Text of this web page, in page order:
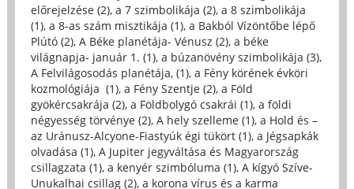
előrejelzése (2), a 7 szimbolikája (2), a 8 szimbolikája
(1), a 8-as szám misztikája (1), a Bakból Vízöntőbe lépő
Plútó (2), A Béke planétája- Vénusz (2), a béke
világnapja- január 1. (1), a búzanövény szimbolikája (3),
A Felvilágosodás planétája, (1), a Fény körének évköri
kozmológiája (1), a Fény Szentje (2), a Föld
gyökércsakrája (2), a Földbolygó csakrái (1), a földi
négyesség törvénye (2), A hely szelleme (1), a Hold és –
az Uránusz-Alcyone-Fiastyúk égi tükört (1), a Jégsapkák
olvadása (1), A Jupiter jegyváltása és Magyarország
csillagzata (1), a kenyér szimbóluma (1), A kígyó Szíve-
Unukalhai csillag (2), a korona vírus és a karma